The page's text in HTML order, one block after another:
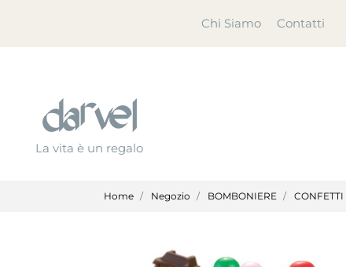
Chi Siamo Contatti
La vita è un regalo
Home Negozio BOMBONIERE CONFETTI